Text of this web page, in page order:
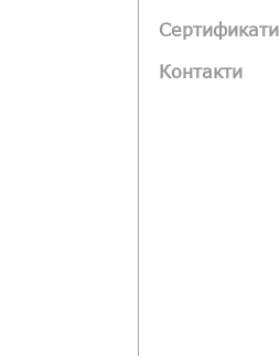
Сертификати
Контакти